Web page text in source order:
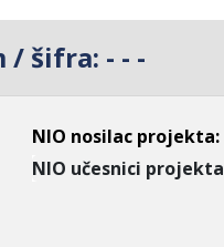
/ šifra: - - -
NIO nosilac projekta:
NIO učesnici projekta